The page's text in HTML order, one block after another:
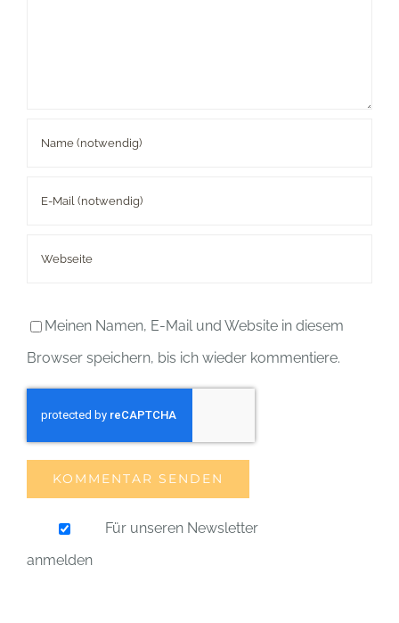
Meinen Namen, E-Mail und Website in diesem
Browser speichern, bis ich wieder kommentiere.
Für unseren Newsletter
anmelden